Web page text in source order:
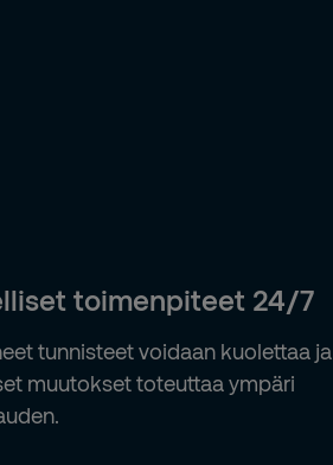
toimenpiteet 24/7
tunnisteet voidaan kuolettaa ja
muutokset toteuttaa ympäri